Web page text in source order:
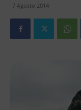
7 Agosto 2014